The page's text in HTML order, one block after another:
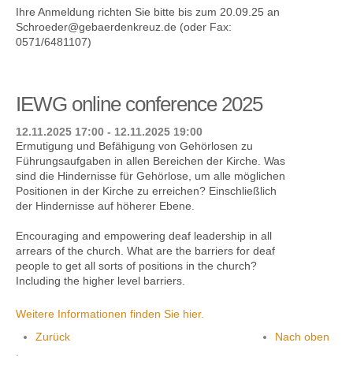
Ihre Anmeldung richten Sie bitte bis zum 20.09.25 an
Schroeder@gebaerdenkreuz.de (oder Fax:
0571/6481107)
IEWG online conference 2025
12.11.2025 17:00 - 12.11.2025 19:00
Ermutigung und Befähigung von Gehörlosen zu
Führungsaufgaben in allen Bereichen der Kirche. Was
sind die Hindernisse für Gehörlose, um alle möglichen
Positionen in der Kirche zu erreichen? Einschließlich
der Hindernisse auf höherer Ebene.
Encouraging and empowering deaf leadership in all
arrears of the church. What are the barriers for deaf
people to get all sorts of positions in the church?
Including the higher level barriers.
Weitere Informationen finden Sie hier.
Zurück
Nach oben